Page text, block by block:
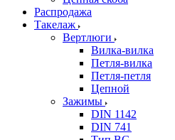
Распродажа
Такелаж
Вертлюги
Вилка-вилка
Петля-вилка
Петля-петля
Цепной
Зажимы
DIN 1142
DIN 741